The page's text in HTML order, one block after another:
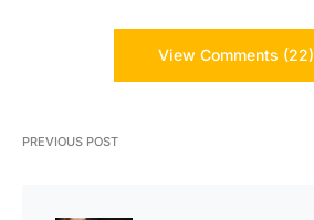
View Comments (22)
PREVIOUS POST